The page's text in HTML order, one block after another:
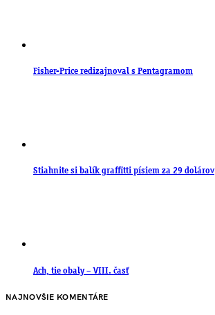
Fisher-Price redizajnoval s Pentagramom
Stiahnite si balík graffitti písiem za 29 dolárov
Ach, tie obaly – VIII. časť
NAJNOVŠIE KOMENTÁRE